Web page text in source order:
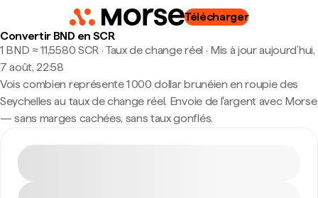
Télécharger
Convertir BND en SCR
1 BND ≈ 11,5580 SCR · Taux de change réel · Mis à jour aujourd’hui,
7 août, 22:58
Vois combien représente 1 000 dollar brunéien en roupie des
Seychelles au taux de change réel. Envoie de l'argent avec Morse
— sans marges cachées, sans taux gonflés.